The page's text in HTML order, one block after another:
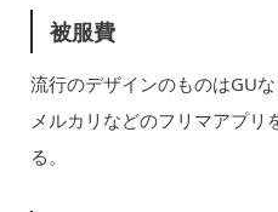
被服費
流行のデザインのものはGU
メルカリなどのフリマアプリ
る。